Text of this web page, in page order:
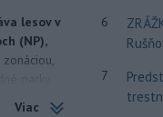
lesov v
(NP),
Viac
6
7